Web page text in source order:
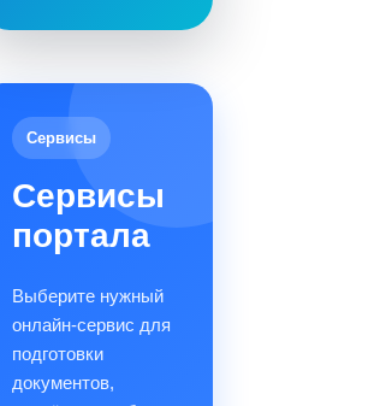
Сервисы
Сервисы
портала
Выберите нужный
онлайн-сервис для
подготовки
документов,